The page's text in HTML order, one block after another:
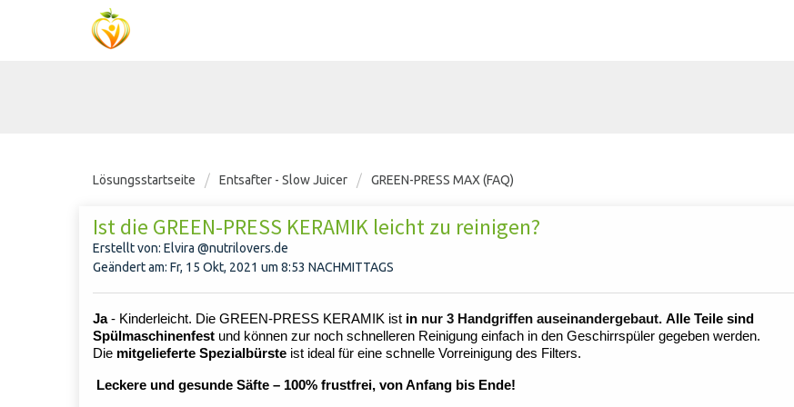
Lösungsstartseite Entsafter - Slow Juicer GREEN-PRESS MAX (FAQ)
Ist die GREEN-PRESS KERAMIK leicht zu reinigen?
Erstellt von: Elvira @nutrilovers.de
Geändert am: Fr, 15 Okt, 2021 um 8:53 NACHMITTAGS
Ja- Kinderleicht. Die GREEN-PRESS KERAMIK ist in nur 3 Handgriffen auseinandergebaut. Alle Teile sind
Spülmaschinenfest und können zur noch schnelleren Reinigung einfach in den Geschirrspüler gegeben werden.
Die mitgelieferte Spezialbürste ist ideal für eine schnelle Vorreinigung des Filters.
Leckere und gesunde Säfte – 100% frustfrei, von Anfang bis Ende!